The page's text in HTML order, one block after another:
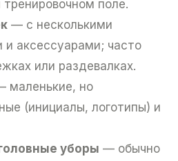
тренировочном поле.
— с несколькими
аксессуарами; часто
или раздевалках.
маленькие, но
(инициалы, логотипы) и
уборы — обычно